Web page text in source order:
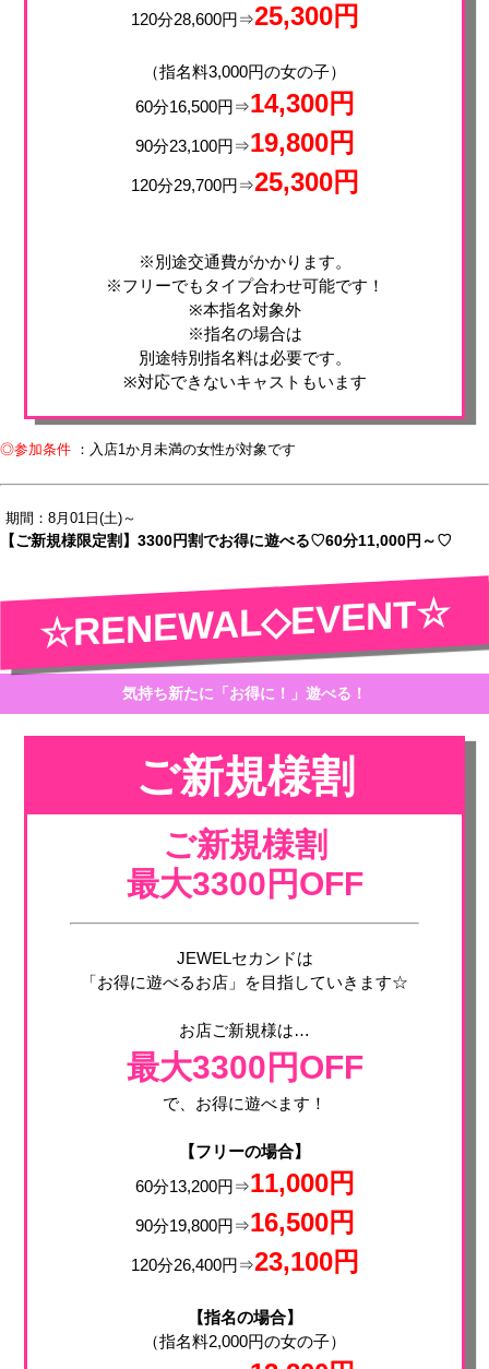
120分28,600円⇒25,300円
（指名料3,000円の女の子）
60分16,500円⇒14,300円
90分23,100円⇒19,800円
120分29,700円⇒25,300円
※別途交通費がかかります。
※フリーでもタイプ合わせ可能です！
※本指名対象外
※指名の場合は
別途特別指名料は必要です。
※対応できないキャストもいます
◎参加条件 ：入店1か月未満の女性が対象です
期間：8月01日(土)～
【ご新規様限定割】3300円割でお得に遊べる♡60分11,000円～♡
☆RENEWAL◇EVENT☆
気持ち新たに「お得に！」遊べる！
ご新規様割
ご新規様割
最大3300円OFF
JEWELセカンドは
「お得に遊べるお店」を目指していきます☆
お店ご新規様は…
最大3300円OFF
で、お得に遊べます！
【フリーの場合】
60分13,200円⇒11,000円
90分19,800円⇒16,500円
120分26,400円⇒23,100円
【指名の場合】
（指名料2,000円の女の子）